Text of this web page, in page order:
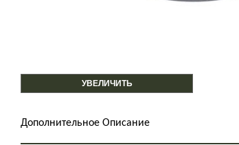
УВЕЛИЧИТЬ
Дополнительное Описание